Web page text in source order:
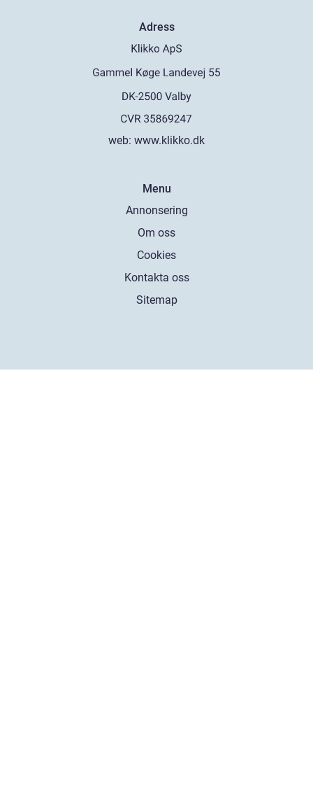
Adress
web: www.klikko.dk
Menu
Annonsering
Om oss
Cookies
Kontakta oss
Sitemap